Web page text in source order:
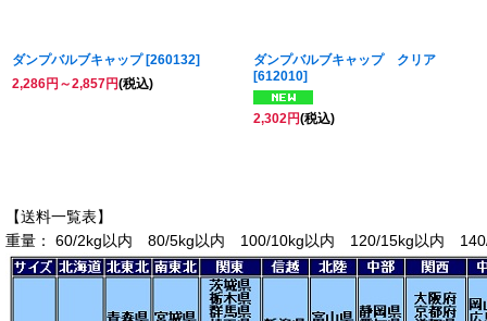
ダンプバルブキャップ [260132]
2,286円 ～2,857円(税込)
ダンプバルブキャップ クリア
[612010]
2,302円(税込)
【送料一覧表】
重量： 60/2kg以内 80/5kg以内 100/10kg以内 120/15kg以内